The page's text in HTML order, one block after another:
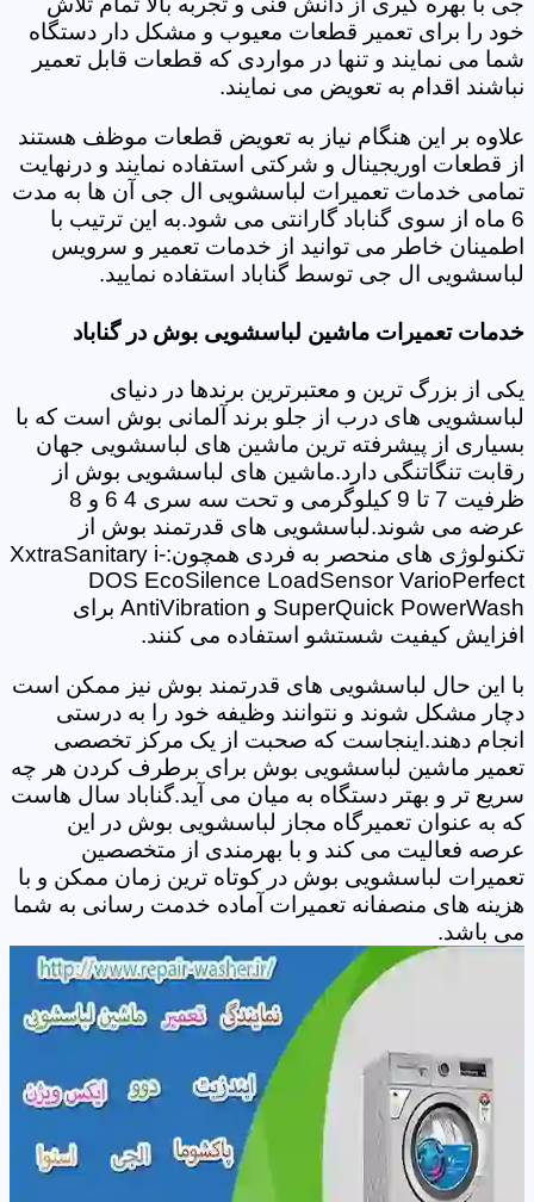
خود را برای تعمیر قطعات معیوب و مشکل دار دستگاه
شما می نمایند و تنها در مواردی که قطعات قابل تعمیر
نباشند اقدام به تعویض می نمایند.
علاوه بر این هنگام نیاز به تعویض قطعات موظف هستند
از قطعات اوریجینال و شرکتی استفاده نمایند و درنهایت
تمامی خدمات تعمیرات لباسشویی ال جی آن ها به مدت
6 ماه از سوی گناباد گارانتی می شود.به این ترتیب با
اطمینان خاطر می توانید از خدمات تعمیر و سرویس
لباسشویی ال جی توسط گناباد استفاده نمایید.
خدمات تعمیرات ماشین لباسشویی بوش در گناباد
یکی از بزرگ ترین و معتبرترین برندها در دنیای
لباسشویی های درب از جلو برند آلمانی بوش است که با
بسیاری از پیشرفته ترین ماشین های لباسشویی جهان
رقابت تنگاتنگی دارد.ماشین های لباسشویی بوش از
ظرفیت 7 تا 9 کیلوگرمی و تحت سه سری 4 6 و 8
عرضه می شوند.لباسشویی های قدرتمند بوش از
تکنولوژی های منحصر به فردی همچون:XxtraSanitary i-
DOS EcoSilence LoadSensor VarioPerfect
SuperQuick PowerWash و AntiVibration برای
افزایش کیفیت شستشو استفاده می کنند.
با این حال لباسشویی های قدرتمند بوش نیز ممکن است
دچار مشکل شوند و نتوانند وظیفه خود را به درستی
انجام دهند.اینجاست که صحبت از یک مرکز تخصصی
تعمیر ماشین لباسشویی بوش برای برطرف کردن هر چه
سریع تر و بهتر دستگاه به میان می آید.گناباد سال هاست
که به عنوان تعمیرگاه مجاز لباسشویی بوش در این
عرصه فعالیت می کند و با بهرمندی از متخصصین
تعمیرات لباسشویی بوش در کوتاه ترین زمان ممکن و با
هزینه های منصفانه تعمیرات آماده خدمت رسانی به شما
می باشد.